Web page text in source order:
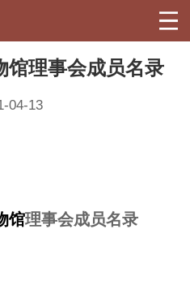
馆理事会成员名录
04-13
馆理事会成员名录